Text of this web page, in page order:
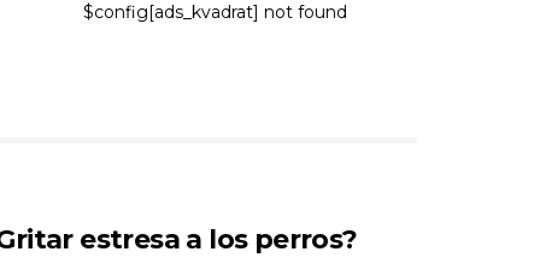
$config[ads_kvadrat] not found
estresa a los perros?